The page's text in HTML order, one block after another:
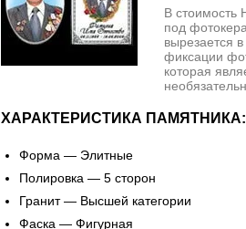
В стоимость
под
вырезается
фиксации
которая
ХАРАКТЕРИСТИКА ПАМЯТНИКА:
Форма — Элитные
Полировка — 5 сторон
Гранит — Высшей категории
Фаска — Фигурная